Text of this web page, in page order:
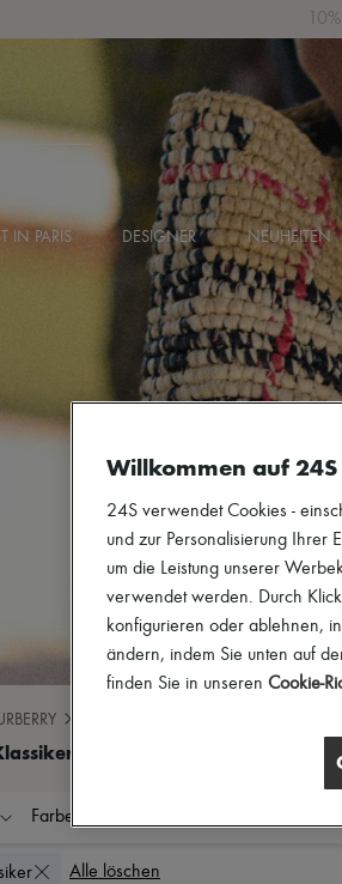
IN PARIS DESIGNER NEUHEITEN
Farben
Alle löschen
Willkommen auf 24S
24S verwendet Cookies -
und zur Personalisierung Ihrer
um die Leistung unserer
verwendet werden. Durch
konfigurieren oder ablehnen,
ändern, indem Sie unten auf
finden Sie in unseren Cookie-